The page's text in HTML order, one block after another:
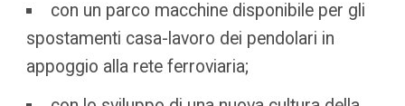
con un parco macchine disponibile per gli
spostamenti casa-lavoro dei pendolari in
appoggio alla rete ferroviaria;